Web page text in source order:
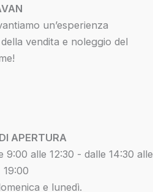
un’esperienza
vendita e noleggio del
APERTURA
9:00 alle 12:30 - dalle 14:30 alle
19:00
e lunedì.